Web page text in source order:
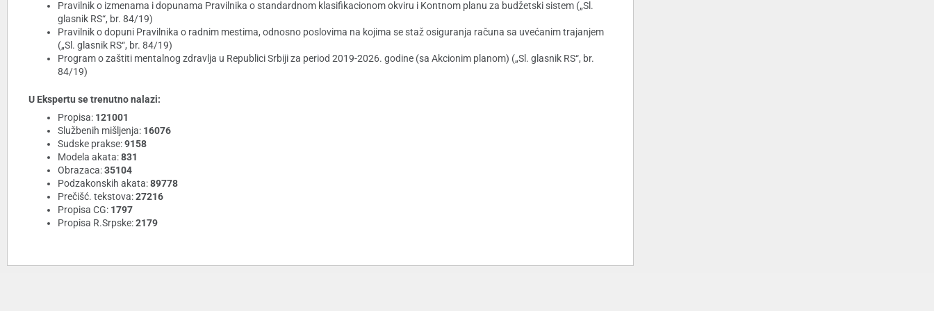
Pravilnik o izmenama i dopunama Pravilnika o standardnom klasifikacionom okviru i Kontnom planu za budžetski sistem („Sl.
glasnik RS“, br. 84/19)
Pravilnik o dopuni Pravilnika o radnim mestima, odnosno poslovima na kojima se staž osiguranja računa sa uvećanim trajanjem
(„Sl. glasnik RS“, br. 84/19)
Program o zaštiti mentalnog zdravlja u Republici Srbiji za period 2019-2026. godine (sa Akcionim planom) („Sl. glasnik RS“, br.
84/19)
U Ekspertu se trenutno nalazi:
Propisa: 121001
Službenih mišljenja: 16076
Sudske prakse:9158
Modela akata:831
Obrazaca:35104
Podzakonskih akata:89778
Prečišć. tekstova:27216
Propisa CG: 1797
Propisa R.Srpske:2179